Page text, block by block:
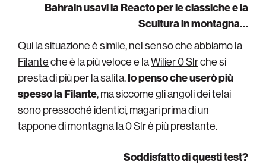
Bahrain usavi la Reacto per le classiche e la
Scultura in montagna…
Qui la situazione è simile, nel senso che abbiamo la
Filanteche è la più veloce e laWilier 0 Slrche si
presta di più per la salita.Io penso che userò più
spesso la Filante, ma siccome gli angoli dei telai
sono pressoché identici, magari prima di un
tappone di montagna la 0 Slr è più prestante.
Soddisfatto di questi test?